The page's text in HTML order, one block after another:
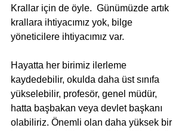
Krallar için de öyle.  Günümüzde artık
krallara ihtiyacımız yok, bilge
yöneticilere ihtiyacımız var.
Hayatta her birimiz ilerleme
kaydedebilir, okulda daha üst sınıfa
yükselebilir, profesör, genel müdür,
hatta başbakan veya devlet başkanı
olabiliriz. Önemli olan daha yüksek bir